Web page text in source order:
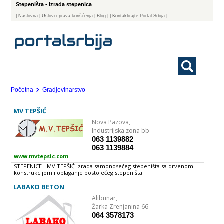
Stepeništa - Izrada stepenica
Naslovna | Uslovi i prava korišćenja Blog | Kontaktirajte Portal Srbija |
Početna Gradjevinarstvo
MV TEPŠIĆ
Nova Pazova,
Industrijska zona bb
063 1139882
063 1139884
www.mvtepsic.com
STEPENICE - MV TEPŠIĆ Izrada samonosećeg stepeništa sa drvenom
konstrukcijom i oblaganje postojećeg stepeništa.
LABAKO BETON
Alibunar,
Žarka Zrenjanina 66
064 3578173